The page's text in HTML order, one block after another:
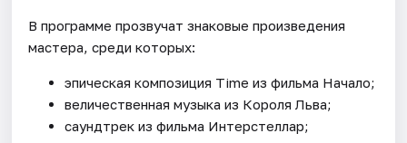
В программе прозвучат знаковые произведения
мастера, среди которых:
эпическая композиция Time из фильма Начало;
величественная музыка из Короля Льва;
саундтрек из фильма Интерстеллар;